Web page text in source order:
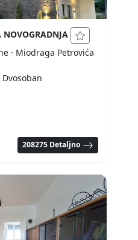
NOVOGRADNJA
· Miodraga Petrovića
Dvosoban
208275 Detaljno